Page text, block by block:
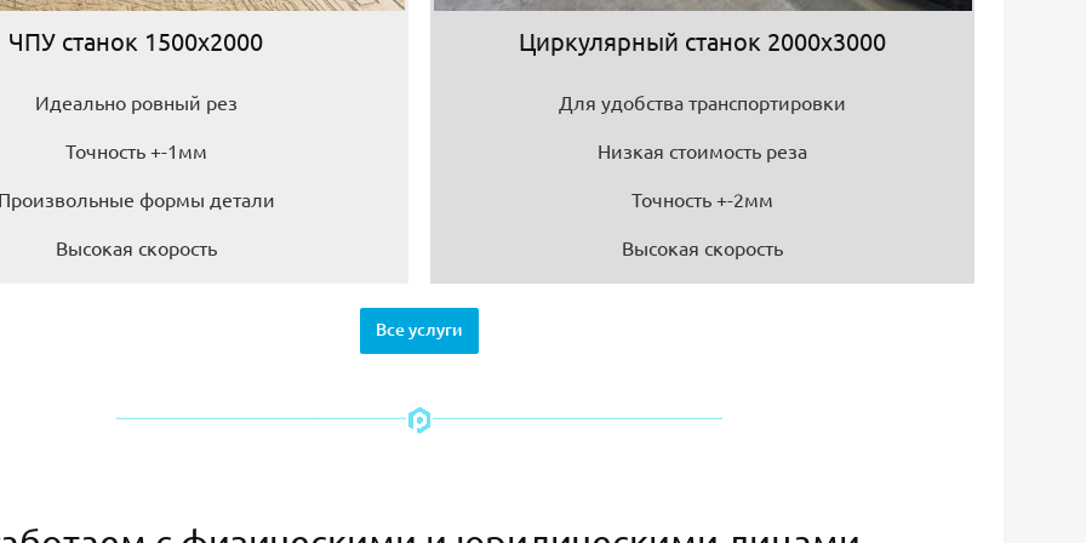
ЧПУ станок 1500х2000
Идеально ровный рез
Точность +-1мм
формы детали
Высокая скорость
Циркулярный станок 2000х3000
Для удобства транспортировки
Низкая стоимость реза
Точность +-2мм
Высокая скорость
Все услуги